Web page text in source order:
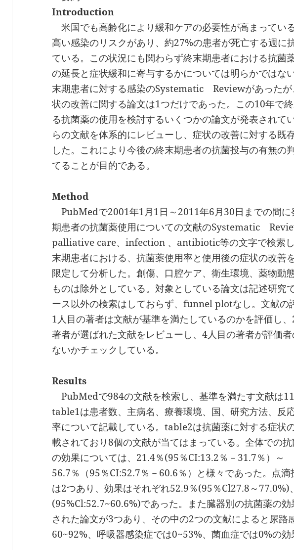
Introduction
米国でも高齢化により緩和ケアの必要性が高まってい
高い感染のリスクがあり、約27%の患者が死亡する週に
ている。この状況にも関わらず終末期患者における抗菌
の延長と症状緩和に寄与するかについては明らかではな
末期患者に対する感染のSystematic Reviewがあったが
状の改善に関する論文は1つだけであった。この10年で
る抗菌薬の使用を検討するいくつかの論文が発表されて
らの文献を体系的にレビューし、症状の改善に対する既
した。これにより今後の終末期患者の抗菌投与の有無の
てることが目的である。
Method
PubMedで2001年1月1日～2011年6月30日までの間に
期患者の抗菌薬使用についての文献のSystematic
palliative care、infection 、antibiotic等の文字で検索
末期患者における、抗菌薬使用率と使用後の症状の改善
限定して分析した。創傷、口腔ケア、衛生環境、薬物動
ものは除外としている。対象としている論文は記述研究
ース以外の検索はしておらず、funnel plotなし。文献の
1人目の著者は文献が基準を満たしているのかを評価し
著者が選ばれた文献をレビューし、4人目の著者が評価
ないかチェックしている。
Results
PubMedで984の文献を検索し、基準を満たす文献は11
table1は患者数、主病名、療養環境、国、研究方法、反
率について記載している。table2は抗菌薬に対する症状
載されており8個の文献が当てはまっている。全体での
の効果については、21.4％(95％CI:13.2％－31.7％）～
56.7％（95％CI:52.7％－60.6％）と様々であった。点滴
は2つあり、効果はそれぞれ52.9％(95％Cl27.8～77.0%)
(95%Cl:52.7~60.6%)であった。また臓器別の抗菌薬の
された論文が3つあり、その中の2つの文献によると尿路
60~92%、呼吸器感染症では0~53%、菌血症では0%の効